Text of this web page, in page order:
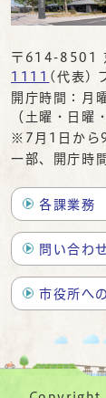
〒614-8501
1111 (代表)
開庁時間：月
（土曜・日曜
※7月1日から
一部、開庁時
各課業務
問い合わ
市役所へ